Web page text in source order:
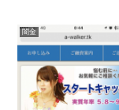
闇金